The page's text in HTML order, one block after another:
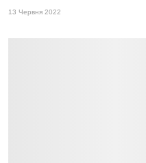
13 Червня 2022